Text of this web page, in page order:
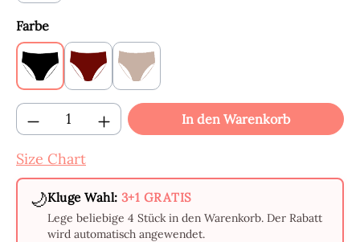
Farbeauswählen
SchwarzBordeauxrot
Beige
Produkt Anzahl: Gib den gewünschten
In den Warenkorb
Size Chart
🌙Kluge Wahl: 3+1 GRATIS
Lege beliebige 4 Stück in den Warenkorb. Der Rabatt
wird automatisch angewendet.